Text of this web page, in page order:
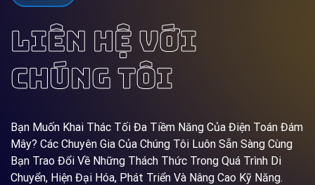
LIÊN HỆ VỚI
CHÚNG TÔI
Bạn Muốn Khai Thác Tối Đa Tiềm Năng Của Điện Toán Đám
Mây? Các Chuyên Gia Của Chúng Tôi Luôn Sẵn Sàng Cùng
Bạn Trao Đổi Về Những Thách Thức Trong Quá Trình Di
Chuyển, Hiện Đại Hóa, Phát Triển Và Nâng Cao Kỹ Năng.